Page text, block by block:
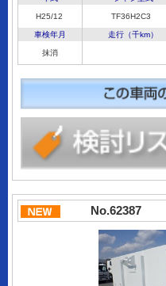
H25/12 TF36H2C3
車検年月 走行（千km）
抹消
No.62387